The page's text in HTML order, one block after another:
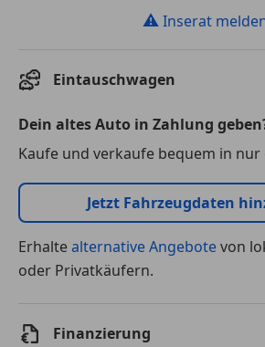
⚠ Inserat
Eintauschwagen
Dein altes Auto in Zahlung
Kaufe und verkaufe bequem in nur
Jetzt Fahrzeugdaten
Erhaltealternative Angebotevon
oder Privatkäufern.
Finanzierung